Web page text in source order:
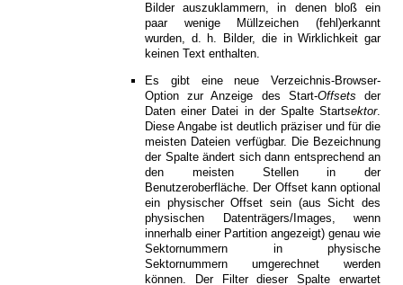
Bilder auszuklammern, in denen bloß ein
paar wenige Müllzeichen (fehl)erkannt
wurden, d. h. Bilder, die in Wirklichkeit gar
keinen Text enthalten.
Es gibt eine neue Verzeichnis-Browser-
Option zur Anzeige des Start-Offsets der
Daten einer Datei in der Spalte Startsektor.
Diese Angabe ist deutlich präziser und für die
meisten Dateien verfügbar. Die Bezeichnung
der Spalte ändert sich dann entsprechend an
den meisten Stellen in der
Benutzeroberfläche. Der Offset kann optional
ein physischer Offset sein (aus Sicht des
physischen Datenträgers/Images, wenn
innerhalb einer Partition angezeigt) genau wie
Sektornummern in physische
Sektornummern umgerechnet werden
können. Der Filter dieser Spalte erwartet